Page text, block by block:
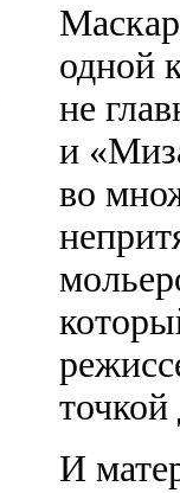
одной
не
и
во
И